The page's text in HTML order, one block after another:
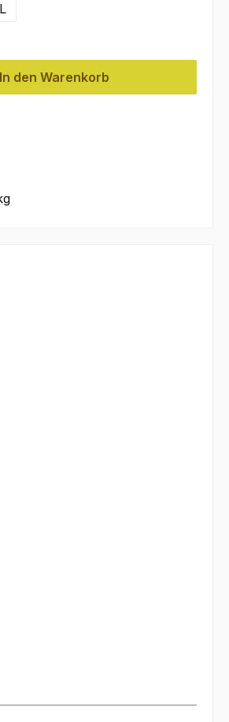
Wert ein oder benutze die Schaltflächen
In den Warenkorb